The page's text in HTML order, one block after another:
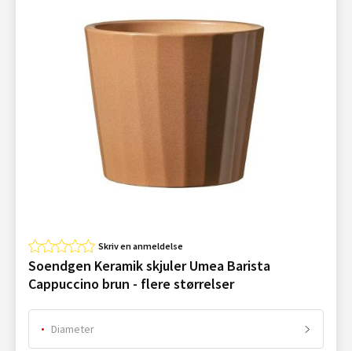
Skriv en anmeldelse
Soendgen Keramik skjuler Umea Barista
Cappuccino brun - flere størrelser
Diameter